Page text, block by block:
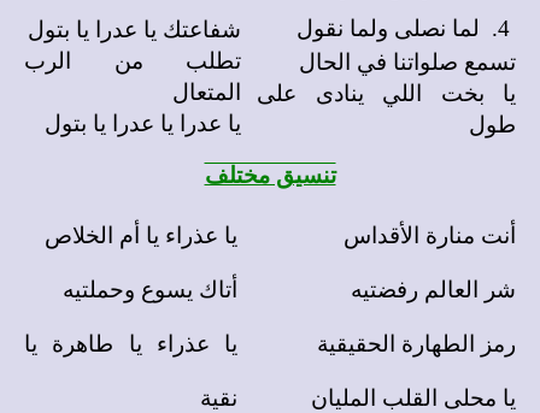
4.
لما نصلى ولما نقول
تسمع صلواتنا في الحال
يا بخت اللي ينادى على
طول
شفاعتك يا عدرا يا بتول
تطلب من الرب
المتعال
يا عدرا يا عدرا يا بتول
تنسيق مختلف
أنت منارة الأقداس
شر العالم رفضتيه
رمز الطهارة الحقيقية
يا محلى القلب المليان
يا عذراء يا أم الخلاص
أتاك يسوع وحملتيه
يا عذراء يا طاهرة يا
نقية